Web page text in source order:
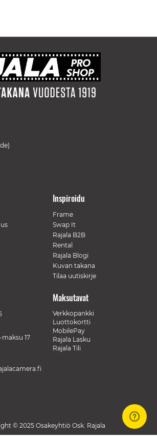
Inspiroidu
Frame
Swap It
Rajala B2B
Rental
Rajala Blogi
Kuvan takana
Tilaa uutiskirje
Maksutavat
Verkkopankki
Luottokortti
MobilePay
Rajala Lasku
Rajala Tili
17
© 2025 Osakeyhtiö Osk. Rajala